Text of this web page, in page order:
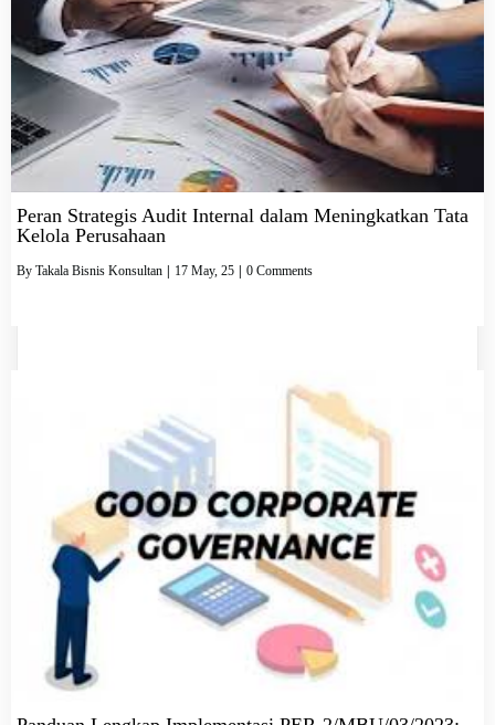
Peran Strategis Audit Internal dalam Meningkatkan Tata
Kelola Perusahaan
By Takala Bisnis Konsultan 17 May, 25 0 Comments